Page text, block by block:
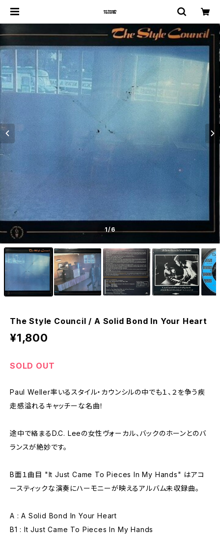
1/6
The Style Council / A Solid Bond In Your Heart
¥1,800
SOLD OUT
Paul Weller率いるスタイル・カウンシルの中でも１、２を争う疾
走感溢れるキャッチーな名曲！
途中で絡まるD.C. Leeの女性ヴォーカル、バックのホーンとのバ
ランスが絶妙です。
B面１曲目 "It Just Came To Pieces In My Hands" はアコ
ースティックな演奏にハーモニーが映えるアルバム未収録曲。
A : A Solid Bond In Your Heart
B1 : It Just Came To Pieces In My Hands